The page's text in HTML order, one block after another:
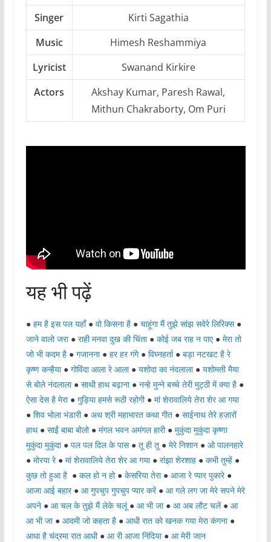
Singer
Kirti Sagathia
Music
Himesh Reshammiya
Lyricist
Swanand Kirkire
Actors
Akshay Kumar, Paresh Rawal,
Mithun Chakraborty, Om Puri
यह भी पढ़ें
● हम है इस पल यहाँ● वो किसना है● चाहूंगा मैं तुझे सांझ सवेरे लिरिक्स●
जाने वालो जरा● राही मनवा दुख की चिंता● कोई जब राह न पाए● मेरा तो
जो भी कदम है● गजानना● हर हर गंगे● विघ्नहर्ता● बड़ा नटखट है रे
कृष्ण कन्हैया● गोविंदा आला रे आला● यशोदा का नंदलाला● यशोमती मैया
से बोले नंदलाला● साथी हाथ बढ़ाना● नन्हे मुन्ने बच्चे तेरी मुट्ठी में क्या है●
ऐसा देस है मेरा● गुड़िया हमसे रूठी रहोगी● मां शेरावालिये तेरा शेर आ गया
● शिव भोला भंडारी● अथ श्री महाभारत कथा गीत● साईनाथ तेरे हज़ारों
हाथ● साईं बाबा बोलो● मंगल भवन अमंगल हारी● मुकुंदा मुकुंदा कृष्णा
मुकुंदा मुकुंदा● पल पल दिल के पास● तू ही तू● मेरे निशान● ओ पालनहारे
● मोरया रे● मां शेरावालिये तेरा शेर आ गया● रांझा शेरशाह● कभी तुम्हें●
कुछ तो हुआ है● कल हो न हो● केसरिया तेरा● आजा रे प्यार पुकारे●
आजा आई बहार● आ गुपचुप गुपचुप प्यार करें● आ गले लग जा मेरे सपने मेरे
अपने● आ चल के तुझे मैं लेके चलूं● आ भी जा● आ अब लौट चलें● आ
आ भी जा● आदमी जो कहता है● आधी रात को खनक गया मेरा कंगना●
आधा है चंद्रमा रात आधी● आ री आजा निंदिया● आ मेरी जान